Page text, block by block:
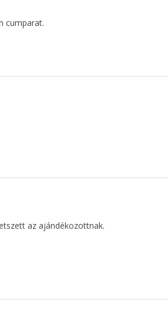
cumparat.
az ajándékozottnak.